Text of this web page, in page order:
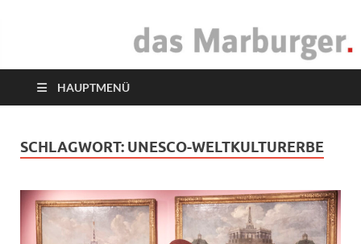
das Marburger.
HAUPTMENÜ
SCHLAGWORT: UNESCO-WELTKULTURERBE